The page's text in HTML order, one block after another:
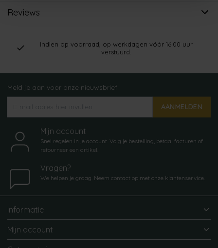
Reviews
Indien op voorraad, op werkdagen vóór 16:00 uur
verstuurd.
Meld je aan voor onze nieuwsbrief!
AANMELDEN
Mijn account
Snel regelen in je account. Volg je bestelling, betaal facturen of
retourneer een artikel.
Vragen?
We helpen je graag. Neem contact op met onze klantenservice.
Informatie
Mijn account